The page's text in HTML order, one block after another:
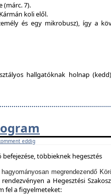
(márc. 7).
koli elől.
és egy mikrobusz), így a
hallgatóknak holnap
eddig
többieknek hegesztés
megrendezendő
rendezvényen a Hegesztési
fel a figyelmeteket: